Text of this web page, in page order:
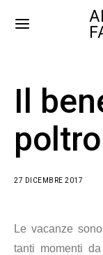
Il
27 DICEMBRE 2017
Le vacanze
tanti momenti